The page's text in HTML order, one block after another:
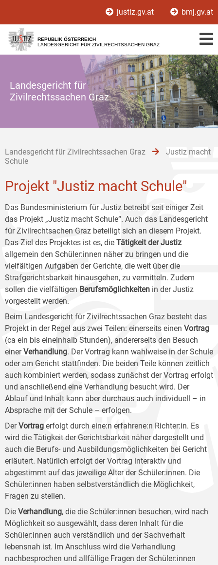
[1]
[2]
[3]
justiz.gv.at bmj.gv.at
REPUBLIK ÖSTERREICH
LANDESGERICHT FÜR ZIVILRECHTSSACHEN GRAZ
Landesgericht für
Zivilrechtssachen Graz
Landesgericht für Zivilrechtssachen Graz
Justiz macht
Schule
Projekt "Justiz macht Schule"
Das Bundesministerium für Justiz betreibt seit einiger Zeit
das Projekt „Justiz macht Schule“. Auch das Landesgericht
für Zivilrechtsachen Graz beteiligt sich an diesem Projekt.
Das Ziel des Projektes ist es, die Tätigkeit der Justiz
allgemein den Schüler:innen näher zu bringen und die
vielfältigen Aufgaben der Gerichte, die weit über die
Strafgerichtsbarkeit hinausgehen, zu vermitteln. Zudem
sollen die vielfältigen Berufsmöglichkeiten in der Justiz
vorgestellt werden.
Beim Landesgericht für Zivilrechtssachen Graz besteht das
Projekt in der Regel aus zwei Teilen: einerseits einen Vortrag
(ca ein bis eineinhalb Stunden), andererseits den Besuch
einerVerhandlung. Der Vortrag kann wahlweise in der Schule
oder am Gericht stattfinden. Die beiden Teile können zeitlich
auch kombiniert werden, sodass zunächst der Vortrag erfolgt
und anschließend eine Verhandlung besucht wird. Der
Ablauf und Inhalt kann aber durchaus auch individuell – in
Absprache mit der Schule – erfolgen.
DerVortrag erfolgt durch eine:n erfahrene:n Richter:in. Es
wird die Tätigkeit der Gerichtsbarkeit näher dargestellt und
auch die Berufs- und Ausbildungsmöglichkeiten bei Gericht
erläutert. Natürlich erfolgt der Vortrag interaktiv und
abgestimmt auf das jeweilige Alter der Schüler:innen. Die
Schüler:innen haben selbstverständlich die Möglichkeit,
Fragen zu stellen.
Die Verhandlung, die die Schüler:innen besuchen, wird nach
Möglichkeit so ausgewählt, dass deren Inhalt für die
Schüler:innen auch verständlich und der Sachverhalt
lebensnah ist. Im Anschluss wird die Verhandlung
nachbesprochen und allfällige Fragen der Schüler:innen